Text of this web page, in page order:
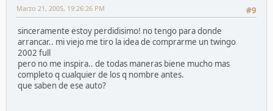
#9
Marzo 21, 2005, 19:26:26 PM
sinceramente estoy perdidisimo! no tengo para donde
arrancar.. mi viejo me tiro la idea de comprarme un twingo
2002 full
pero no me inspira.. de todas maneras biene mucho mas
completo q cualquier de los q nombre antes.
que saben de ese auto?